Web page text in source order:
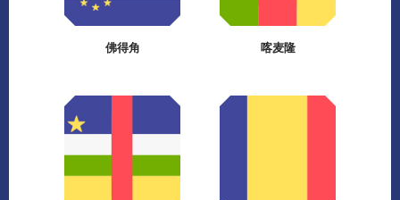
佛得角 喀麦隆